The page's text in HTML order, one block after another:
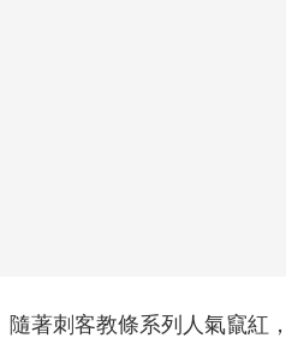
隨著刺客教條系列人氣竄紅